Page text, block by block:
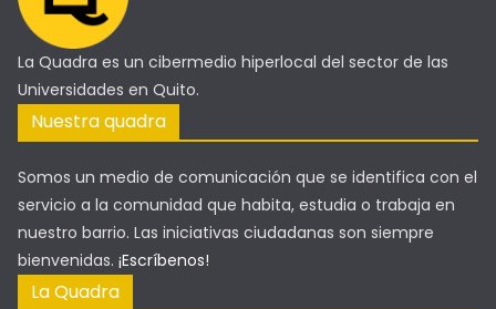
La Quadra es un cibermedio hiperlocal del sector de las
Universidades en Quito.
Nuestra quadra
Somos un medio de comunicación que se identifica con el
servicio a la comunidad que habita, estudia o trabaja en
nuestro barrio. Las iniciativas ciudadanas son siempre
bienvenidas. ¡Escríbenos!
La Quadra